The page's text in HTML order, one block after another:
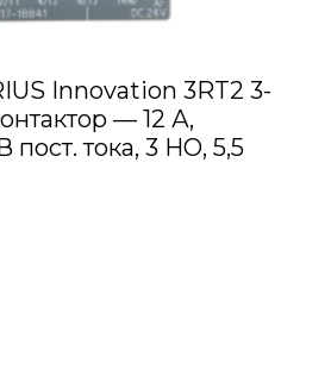
Innovation 3RT2 3-
— 12 А,
пост. тока, 3 НО, 5,5